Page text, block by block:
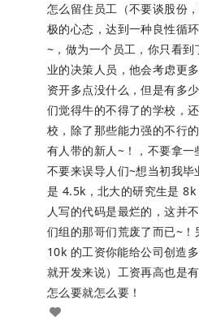
怎么留住员工（不要谈股份
极的心态，达到一种良性循
~，做为一个员工，你只看
业的决策人员，他会考虑更
资开多点没什么，但是有多
们觉得牛的不得了的学校，
校，除了那些能力强的不行
有人带的新人~！，不要拿
不要来误导人们~想当初我
是 4.5k，北大的研究生是
人写的代码是最烂的，这并
们组的那哥们荒废了而已~
10k 的工资你能给公司创造
就开发来说）工资再高也是
怎么要就怎么要！